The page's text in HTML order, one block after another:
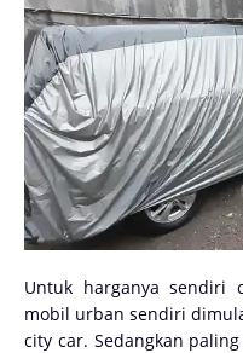
Untuk harganya sendiri
mobil urban sendiri
city car. Sedangkan